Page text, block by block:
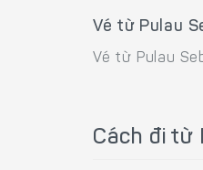
Vé từ Pulau
Vé từ Pulau
Cách đi từ